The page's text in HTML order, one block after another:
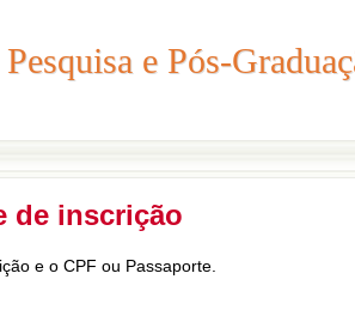
e Pós-
e Pós-
de inscrição
e o CPF ou Passaporte.